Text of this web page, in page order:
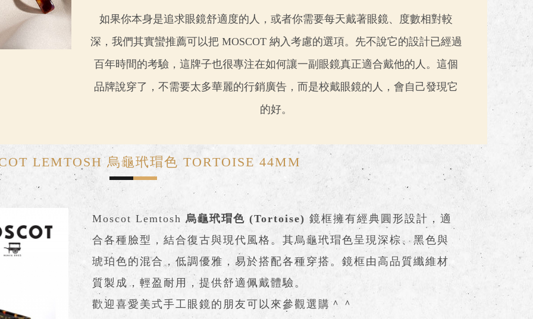
如果你本身是追求眼鏡舒適度的人，或者你需要每天戴著眼鏡、度數相對較
深，我們其實蠻推薦可以把 MOSCOT 納入考慮的選項。先不說它的設計已經過
百年時間的考驗，這牌子也很專注在如何讓一副眼鏡真正適合戴他的人。這個
品牌說穿了，不需要太多華麗的行銷廣告，而是校戴眼鏡的人，會自己發現它
的好。
LEMTOSH 烏龜玳瑁色 TORTOISE 44MM
Moscot Lemtosh 烏龜玳瑁色 (Tortoise) 鏡框擁有經典圓形設計，適
合各種臉型，結合復古與現代風格。其烏龜玳瑁色呈現深棕、黑色與
琥珀色的混合，低調優雅，易於搭配各種穿搭。鏡框由高品質纖維材
質製成，輕盈耐用，提供舒適佩戴體驗。
歡迎喜愛美式手工眼鏡的朋友可以來參觀選購＾＾